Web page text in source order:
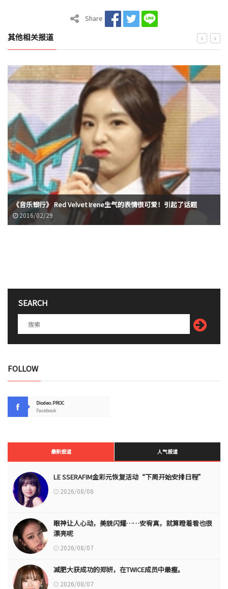
Share
其他相关报道
《音乐银行》 Red Velvet Irene生气的表情很可爱！引起了话题
2016/02/29
SEARCH
FOLLOW
Diodeo.PROC
Facebook
最新报道 人气报道
LE SSERAFIM金彩元恢复活动“下周开始安排日程”
2026/08/08
眼神让人心动，美貌闪耀……安宥真，就算瞪着看也很
漂亮呢
2026/08/07
减肥大获成功的郑妍，在TWICE成员中最瘦。
2026/08/07